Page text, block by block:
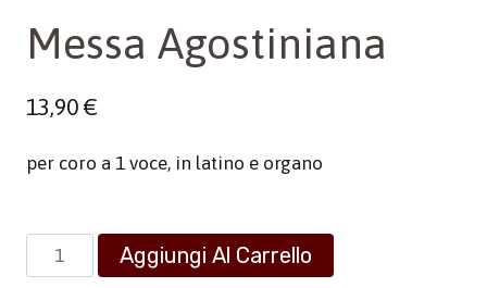
Messa Agostiniana
13,90€
per coro a 1 voce, in latino e organo
Messa
Agostiniana
Aggiungi Al Carrello